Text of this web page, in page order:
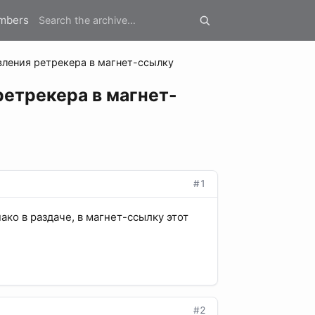
ретрекера в магнет-ссылку
в магнет-
#1
в раздаче, в магнет-ссылку этот
#2